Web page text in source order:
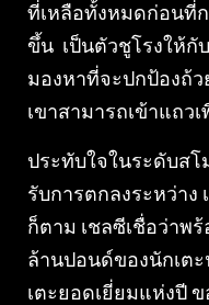
ที่เหลือทั้งหมดก่อนที่
ขึ้น เป็นตัวชูโรงให้กั
มองหาที่จะปกป้องถ้ว
เขาสามารถเข้าแถว
ประทับใจในระดับสโ
รับการตกลงระหว่าง
ก็ตาม เชลซีเชื่อว่าพ
ล้านปอนด์ของนักเตะ
เตะยอดเยี่ยมแห่งปี